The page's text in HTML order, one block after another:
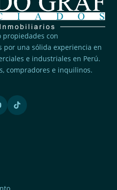
propiedades con
una sólida experiencia en
e industriales en Perú.
compradores e inquilinos.